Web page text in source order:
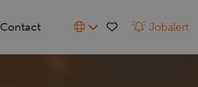
Contact Jobalert